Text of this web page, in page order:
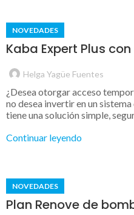
NOVEDADES
Kaba Expert Plus
Helga Yagüe Fuentes
¿Desea otorgar acceso
no desea invertir en un
tiene una solución simple,
Continuar leyendo
NOVEDADES
Plan Renove de